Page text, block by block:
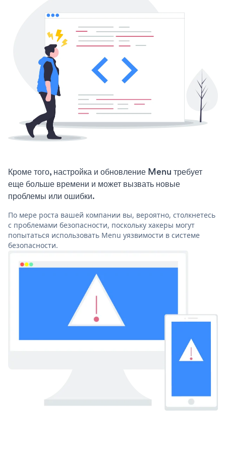
Кроме того, настройка и обновление Menu требует
еще больше времени и может вызвать новые
проблемы или ошибки.
По мере роста вашей компании вы, вероятно, столкнетесь
с проблемами безопасности, поскольку хакеры могут
попытаться использовать Menu уязвимости в системе
безопасности.